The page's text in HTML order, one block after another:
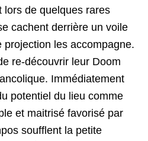
lors de quelques rares
cachent derrière un voile
projection les accompagne.
re-découvrir leur Doom
Immédiatement
potentiel du lieu comme
et maitrisé favorisé par
soufflent la petite